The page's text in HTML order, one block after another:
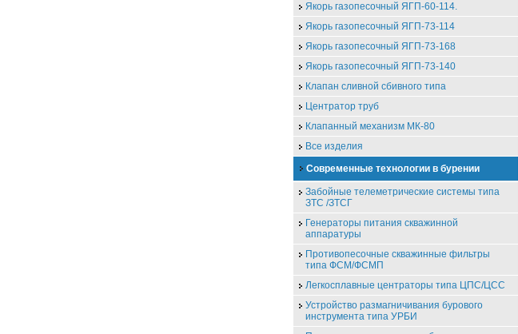
Якорь газопесочный ЯГП-60-114.
Якорь газопесочный ЯГП-73-114
Якорь газопесочный ЯГП-73-168
Якорь газопесочный ЯГП-73-140
Клапан сливной сбивного типа
Центратор труб
Клапанный механизм МК-80
Все изделия
Современные технологии в бурении
Забойные телеметрические системы типа
ЗТС /ЗТСГ
Генераторы питания скважинной
аппаратуры
Противопесочные скважинные фильтры
типа ФСМ/ФСМП
Легкосплавные центраторы типа ЦПС/ЦСС
Устройство размагничивания бурового
инструмента типа УРБИ